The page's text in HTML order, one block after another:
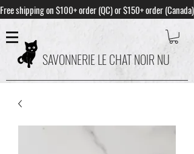
Free shipping on $100+ order (QC) or $150+ order (Canada)
SAVONNERIE LE CHAT NOIR NU